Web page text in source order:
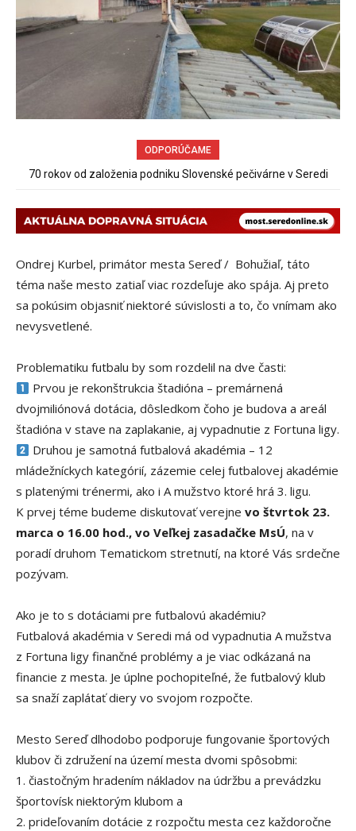
ODPORÚČAME
70 rokov od založenia podniku Slovenské pečivárne v Seredi
Ondrej Kurbel, primátor mesta Sereď / Bohužiaľ, táto
téma naše mesto zatiaľ viac rozdeľuje ako spája. Aj preto
sa pokúsim objasniť niektoré súvislosti a to, čo vnímam ako
nevysvetlené.
Problematiku futbalu by som rozdelil na dve časti:
Prvou je rekonštrukcia štadióna – premárnená
dvojmiliónová dotácia, dôsledkom čoho je budova a areál
štadióna v stave na zaplakanie, aj vypadnutie z Fortuna ligy.
Druhou je samotná futbalová akadémia – 12
mládežníckych kategórií, zázemie celej futbalovej akadémie
s platenými trénermi, ako i A mužstvo ktoré hrá 3. ligu.
K prvej téme budeme diskutovať verejne vo štvrtok 23.
marca o 16.00 hod., vo Veľkej zasadačke MsÚ, na v
poradí druhom Tematickom stretnutí, na ktoré Vás srdečne
pozývam.
Ako je to s dotáciami pre futbalovú akadémiu?
Futbalová akadémia v Seredi má od vypadnutia A mužstva
z Fortuna ligy finančné problémy a je viac odkázaná na
financie z mesta. Je úplne pochopiteľné, že futbalový klub
sa snaží zaplátať diery vo svojom rozpočte.
Mesto Sereď dlhodobo podporuje fungovanie športových
klubov či združení na území mesta dvomi spôsobmi:
1. čiastočným hradením nákladov na údržbu a prevádzku
športovísk niektorým klubom a
2. prideľovaním dotácie z rozpočtu mesta cez každoročne